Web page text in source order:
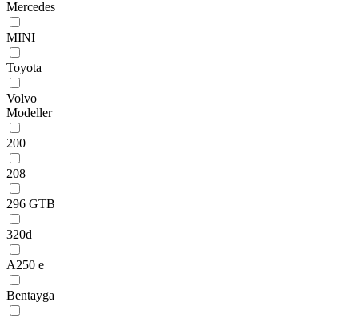
Mercedes
MINI
Toyota
Volvo
Modeller
200
208
296 GTB
320d
A250 e
Bentayga